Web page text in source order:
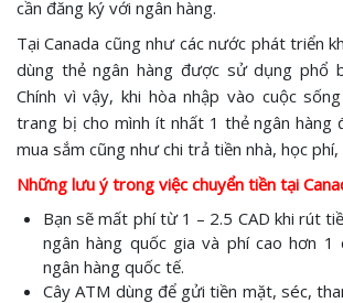
cần đăng ký với ngân hàng.
Tại Canada cũng như các nước phát triển
dùng thẻ ngân hàng được sử dụng phổ
Chính vì vậy, khi hòa nhập vào cuộc
trang bị cho mình ít nhất 1 thẻ ngân hàng
mua sắm cũng như chi trả tiền nhà, học
Những lưu ý trong việc chuyển tiền tại
Bạn sẽ mất phí từ 1 – 2.5 CAD khi rút
ngân hàng quốc gia và phí cao hơn 1
ngân hàng quốc tế.
Cây ATM dùng để gửi tiền mặt, séc,